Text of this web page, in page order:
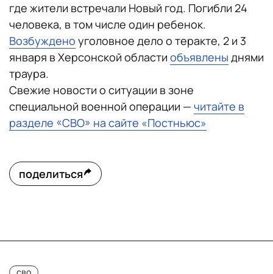
где жители встречали Новый год. Погибли 24
человека, в том числе один ребенок.
Возбуждено уголовное дело о теракте, 2 и 3
января в Херсонской области объявлены днями
траура.
Свежие новости о ситуации в зоне
специальной военной операции — читайте в
разделе «СВО» на сайте «Постньюс»
поделиться